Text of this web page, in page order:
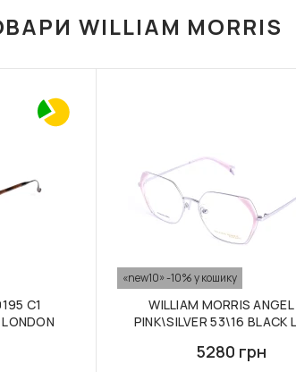
WILLIAM MORRIS
C1
«new10» -10% у кошику
WILLIAM MORRIS
PINK\SILVER 53\16 BLACK
5280 грн